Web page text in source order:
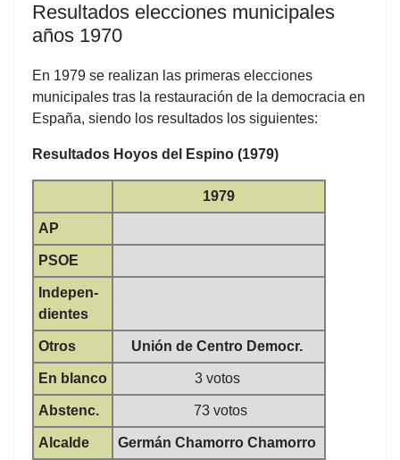
Resultados elecciones municipales
años 1970
En 1979 se realizan las primeras elecciones
municipales tras la restauración de la democracia en
España, siendo los resultados los siguientes:
Resultados Hoyos del Espino (1979)
1979
AP
PSOE
Indepen-
dientes
Otros Unión de Centro Democr.
En blanco 3 votos
Abstenc. 73 votos
Alcalde Germán Chamorro Chamorro